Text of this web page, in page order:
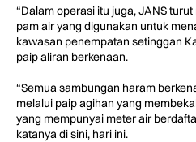
“Dalam operasi itu juga, JANS
pam air yang digunakan untuk
kawasan penempatan setinggan
paip aliran berkenaan.
“Semua sambungan haram
melalui paip agihan yang
yang mempunyai meter air
katanya di sini, hari ini.